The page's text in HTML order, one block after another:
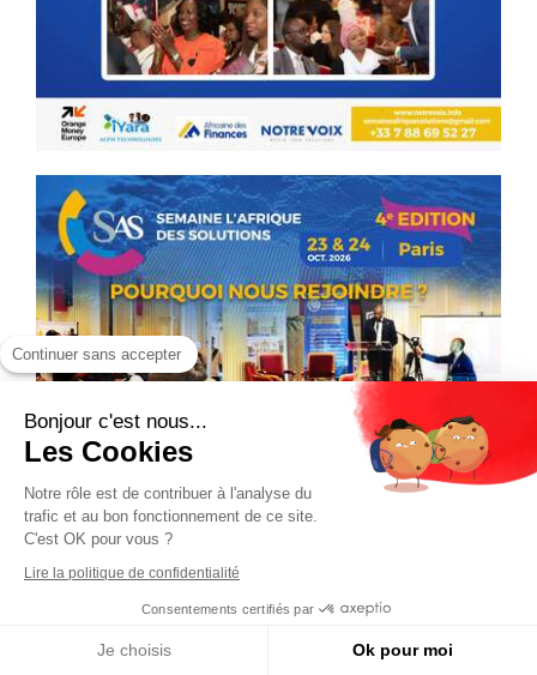
Continuer sans accepter
Bonjour c'est nous...
Les Cookies
Notre rôle est de contribuer à l'analyse du
trafic et au bon fonctionnement de ce site.
C'est OK pour vous ?
Lire la politique de confidentialité
Consentements certifiés par
Je choisis Ok pour moi